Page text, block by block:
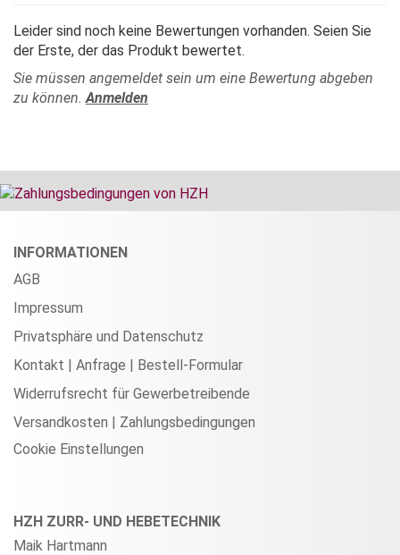
Leider sind noch keine Bewertungen vorhanden. Seien Sie
der Erste, der das Produkt bewertet.
Sie müssen angemeldet sein um eine Bewertung abgeben
zu können. Anmelden
INFORMATIONEN
AGB
Impressum
Privatsphäre und Datenschutz
Kontakt | Anfrage | Bestell-Formular
Widerrufsrecht für Gewerbetreibende
Versandkosten | Zahlungsbedingungen
Cookie Einstellungen
HZH ZURR- UND HEBETECHNIK
Maik Hartmann